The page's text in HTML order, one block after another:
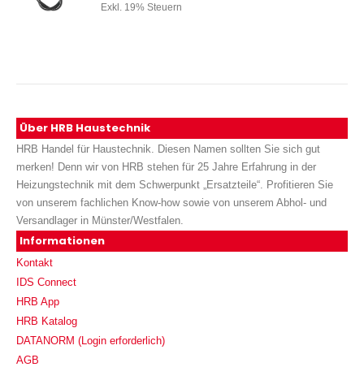
Exkl. 19% Steuern
Über HRB Haustechnik
HRB Handel für Haustechnik. Diesen Namen sollten Sie sich gut
merken! Denn wir von HRB stehen für 25 Jahre Erfahrung in der
Heizungstechnik mit dem Schwerpunkt „Ersatzteile“. Profitieren Sie
von unserem fachlichen Know-how sowie von unserem Abhol- und
Versandlager in Münster/Westfalen.
Informationen
Kontakt
IDS Connect
HRB App
HRB Katalog
DATANORM (Login erforderlich)
AGB